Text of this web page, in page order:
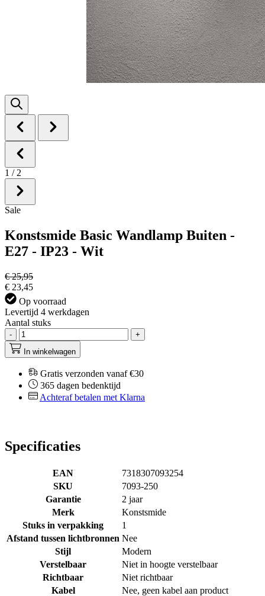
1 / 2
Sale
Konstsmide Basic Wandlamp Buiten -
E27 - IP23 - Wit
€ 25,95
€ 23,45
Op voorraad
Levertijd 4 werkdagen
Aantal stuks
-
+
In winkelwagen
Gratis verzonden vanaf €30
365 dagen bedenktijd
Achteraf betalen met Klarna
Specificaties
EAN
7318307093254
SKU
7093-250
Garantie
2 jaar
Merk
Konstsmide
Stuks in verpakking
1
Afstand tussen lichtbronnen Nee
Stijl
Modern
Verstelbaar
Niet in hoogte verstelbaar
Richtbaar
Niet richtbaar
Kabel
Nee, geen kabel aan product